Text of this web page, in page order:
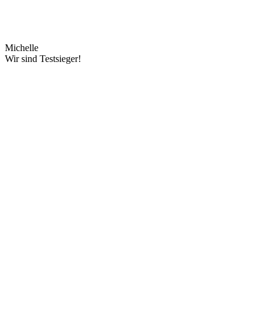
Michelle
Wir sind Testsieger!